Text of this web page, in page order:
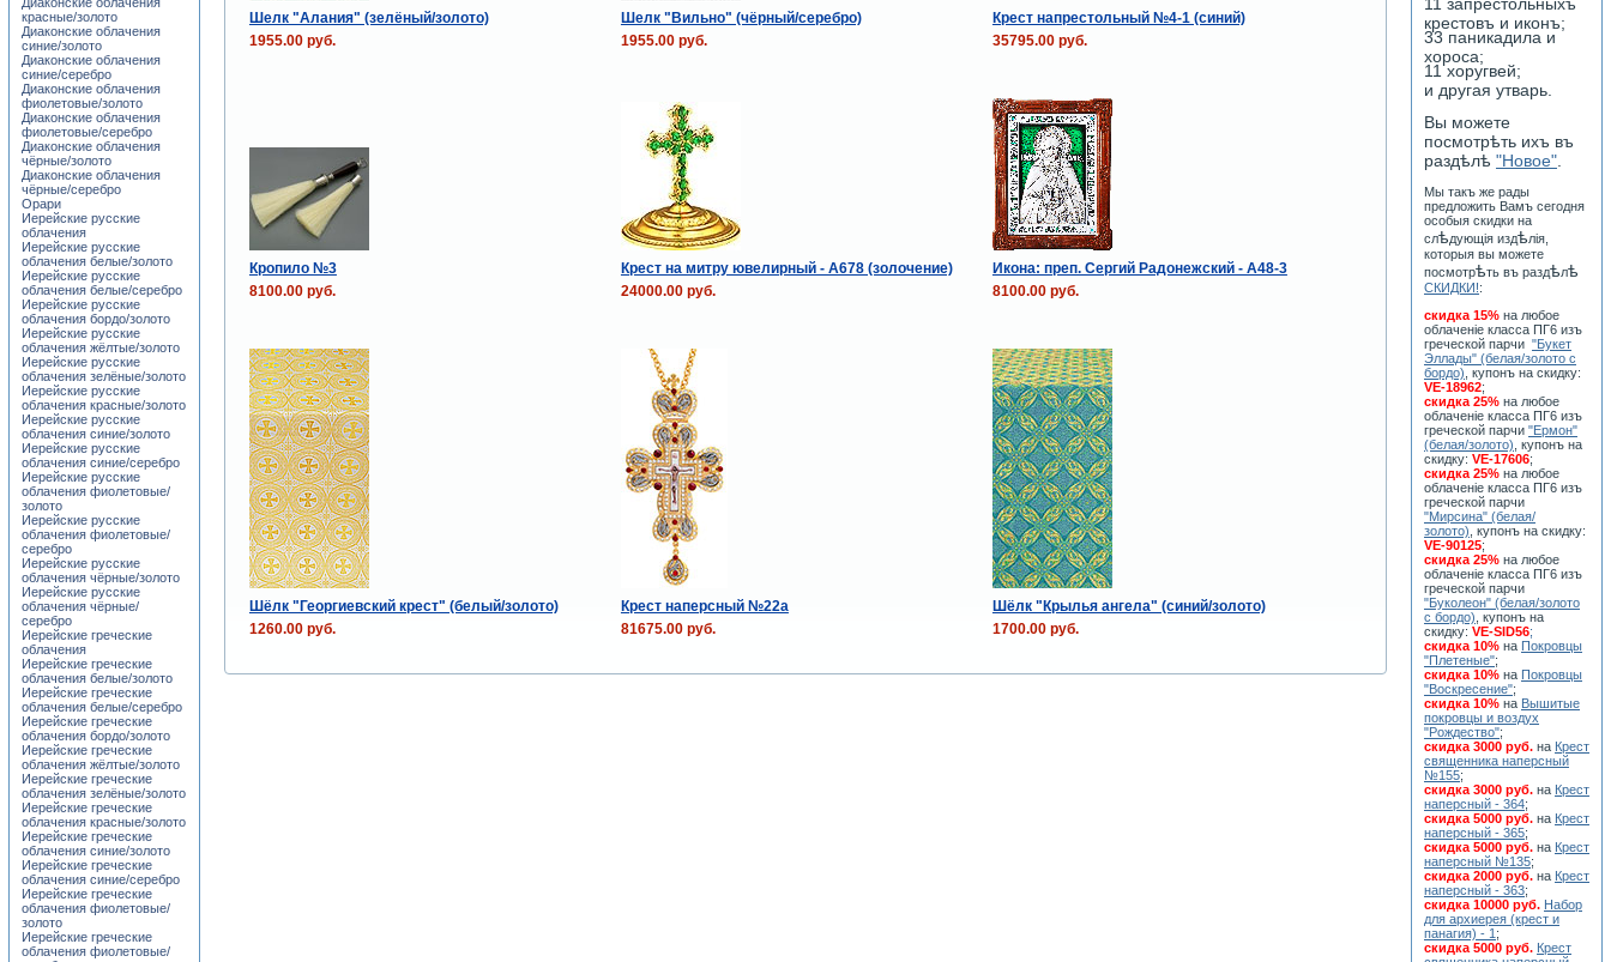
Шелк "Алания" (зелёный/золото) Шелк "Вильно" (чёрный/серебро)
Крест напрестольный №4-1 (синий)
1955.00 руб.
1955.00 руб. 35795.00 руб.
Кропило №3 Крест на митру ювелирный - А678 (золочение)
Икона: преп. Сергий Радонежский - A48-3
8100.00 руб.
24000.00 руб. 8100.00 руб.
Шёлк "Георгиевский крест" (белый/золото) Крест наперсный №22a
Шёлк "Крылья ангела" (синий/золото)
1260.00 руб.
81675.00 руб. 1700.00 руб.
красные/золото
Диаконские облачения
синие/золото
Диаконские облачения
синие/серебро
Диаконские облачения
фиолетовые/золото
Диаконские облачения
фиолетовые/серебро
Диаконские облачения
чёрные/золото
Диаконские облачения
чёрные/серебро
Орари
Иерейские русские
облачения
Иерейские русские
облачения белые/золото
Иерейские русские
облачения белые/серебро
Иерейские русские
облачения бордо/золото
Иерейские русские
облачения жёлтые/золото
Иерейские русские
облачения зелёные/золото
Иерейские русские
облачения красные/золото
Иерейские русские
облачения синие/золото
Иерейские русские
облачения синие/серебро
Иерейские русские
облачения фиолетовые/
золото
Иерейские русские
облачения фиолетовые/
серебро
Иерейские русские
облачения чёрные/золото
Иерейские русские
облачения чёрные/
серебро
Иерейские греческие
облачения
Иерейские греческие
облачения белые/золото
Иерейские греческие
облачения белые/серебро
Иерейские греческие
облачения бордо/золото
Иерейские греческие
облачения жёлтые/золото
Иерейские греческие
облачения зелёные/золото
Иерейские греческие
облачения красные/золото
Иерейские греческие
облачения синие/золото
Иерейские греческие
облачения синие/серебро
Иерейские греческие
облачения фиолетовые/
золото
Иерейские греческие
облачения фиолетовые/
крестовъ и иконъ;
33 паникадила и
хороса;
11 хоругвей;
и другая утварь.
Вы можете
посмотрѣть ихъ въ
раздѣлѣ "Новое"
Мы такъ же рады
предложить Вамъ сегодня
особыя скидки на
слѣдующiя издѣлiя,
которыя вы можете
посмотрѣть въ раздѣлѣ
СКИДКИ!:
скидка 15% на любое
облаченiе класса ПГ6 изъ
греческой парчи "Букет
Эллады" (белая/золото с
бордо) , купонъ на скидку:
VE-18962;
скидка 25% на любое
облаченiе класса ПГ6 изъ
греческой парчи "Ермон"
(белая/золото) , купонъ на
скидку: VE-17606;
скидка 25% на любое
облаченiе класса ПГ6 изъ
греческой парчи
"Мирсина" (белая/
золото) , купонъ на скидку:
VE-90125;
скидка 25% на любое
облаченiе класса ПГ6 изъ
греческой парчи
"Буколеон" (белая/золото
с бордо) , купонъ на
скидку: VE-SID56;
скидка 10% на Покровцы
"Плетеные";
скидка 10% на Покровцы
"Воскресение";
скидка 10% на Вышитые
покровцы и воздух
"Рождество";
скидка 3000 руб. на Крест
священника наперсный
№155;
скидка 3000 руб. на Крест
наперсный - 364;
скидка 5000 руб. на Крест
наперсный - 365;
скидка 5000 руб. на Крест
наперсный №135;
скидка 2000 руб. на Крест
наперсный - 363;
скидка 10000 руб. Набор
для архиерея (крест и
панагия) - 1 ;
скидка 5000 руб. Крест